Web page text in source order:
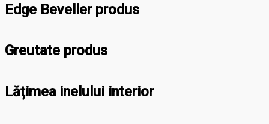
Edge Beveller produs
Greutate produs
Lățimea inelului interior